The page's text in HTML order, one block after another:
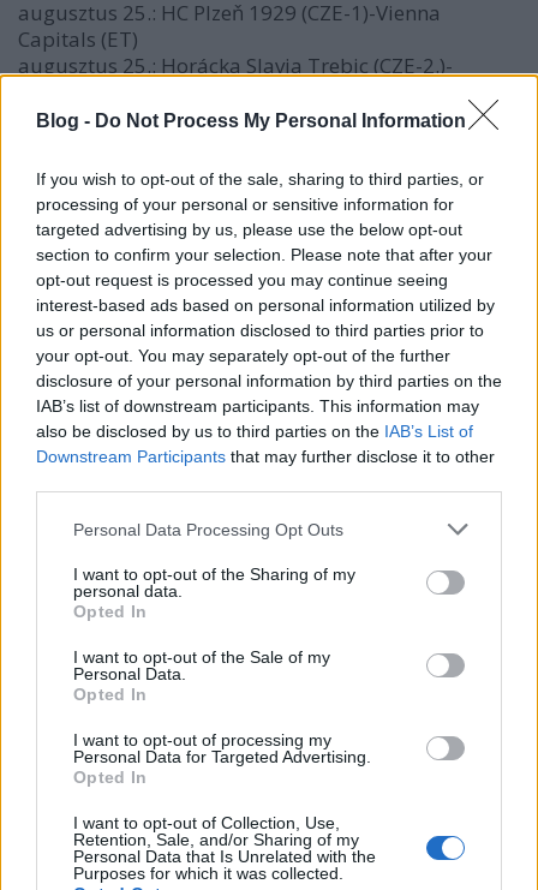
Blog - Do Not Process My Personal Information
If you wish to opt-out of the sale, sharing to third parties, or
processing of your personal or sensitive information for
targeted advertising by us, please use the below opt-out
section to confirm your selection. Please note that after your
opt-out request is processed you may continue seeing
interest-based ads based on personal information utilized by
us or personal information disclosed to third parties prior to
your opt-out. You may separately opt-out of the further
disclosure of your personal information by third parties on the
IAB’s list of downstream participants. This information may
also be disclosed by us to third parties on the IAB’s List of
Downstream Participants that may further disclose it to other
Please note that this website/app uses one or more Google
not limited to your visit or usage behaviour. You may click to
grant or deny consent to Google and its third-party tags to
use your data for below specified purposes in below Google
consent section.
Personal Data Processing Opt Outs
I want to opt-out of the Sharing of my
personal data.
Opted In
I want to opt-out of the Sale of my
Personal Data.
Opted In
I want to opt-out of processing my
Personal Data for Targeted Advertising.
Opted In
I want to opt-out of Collection, Use,
Retention, Sale, and/or Sharing of my
Personal Data that Is Unrelated with the
Purposes for which it was collected.
augusztus 25.: HC Plzeň 1929 (CZE-1)-Vienna
Capitals (ET)
augusztus 25.: Horácka Slavia Trebic (CZE-2.)-
augusztus 25-28.: Kolin Kupa (Zug, Svájc), résztvevők:
Nyizsnij Novgorod (KHL), Medvescak Zagreb (EBEL)
augusztus 26., 19:15: Villacher SV-ERC Ingolstadt
(GER-1.) (Villach)
augusztus 26., 20:00: Straubing Tigers (GER-1)–Black
Wings Linz (Straubing)
augusztus 26.: Landshut Cannibals (GER-1.)-Graz
99ers (Landshut)
augusztus 27., 19:15: KAC-Iserlohn Roosters (GER-1.)
(Klagenfurt)
augusztus 27.: EC Red Bull Salzburg-TPS Turku (FIN-
1) (ET)
augusztus 27.: HC Mountfield Ceské Budejovice
(CZE-1)-Vienna Capitals (ET)
augusztus 28., 18:00: Black Wings Linz-Straubing
Tigers (GER-1) (Linz)
augusztus 28., 18:00: Villacher SV-ERC Ingolstadt
(GER-1)
augusztus 28., 19:15: KAC-ERC Ingolstadt (GER-1.)
(Klagenfurt)
augusztus 28., 19:15: Villacher SV-Iserlohn Roosters
augusztus 28., 20:00: Vienna Capitals-TPS Turku
(FIN-1) (ET)
(Székesfehérvár)
augusztus 31., 19:15: Villacher EV-ATSE Graz (AUT-2)